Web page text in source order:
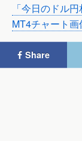
「今日のドル
MT4チャート画
Share